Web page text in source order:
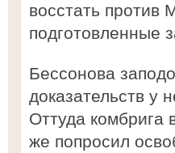
восстать против
подготовленные
Бессонова
доказательств у
Оттуда комбрига
же попросил